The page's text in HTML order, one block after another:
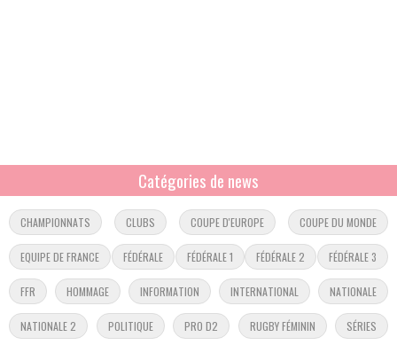
Catégories de news
CHAMPIONNATS CLUBS COUPE D'EUROPE COUPE DU MONDE
EQUIPE DE FRANCE FÉDÉRALE FÉDÉRALE 1 FÉDÉRALE 2 FÉDÉRALE 3
FFR HOMMAGE INFORMATION INTERNATIONAL NATIONALE
NATIONALE 2 POLITIQUE PRO D2 RUGBY FÉMININ SÉRIES